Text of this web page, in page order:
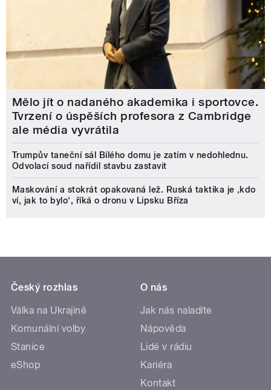
Mělo jít o nadaného akademika i sportovce.
Tvrzení o úspěších profesora z Cambridge
ale média vyvrátila
Trumpův taneční sál Bílého domu je zatím v nedohlednu.
Odvolací soud nařídil stavbu zastavit
Maskování a stokrát opakovaná lež. Ruská taktika je ‚kdo
ví, jak to bylo‘, říká o dronu v Lipsku Bříza
Český rozhlas
Válka na Ukrajině
Komunální volby
Stanice
eShop
O nás
Jak nás naladíte
Nápověda
Lidé v rádiu
Kariéra
Kontakt